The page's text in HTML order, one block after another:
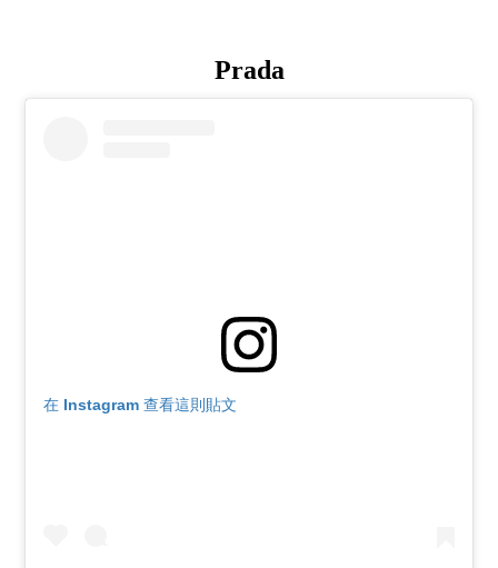
Prada
在 Instagram 查看這則貼文